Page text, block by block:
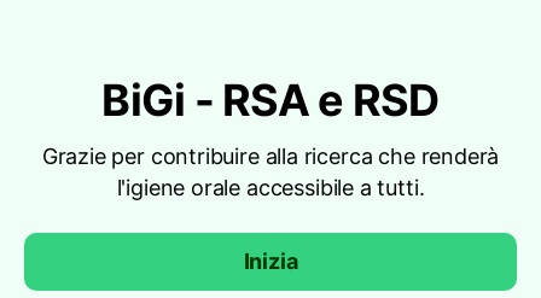
BiGi - RSA e RSD
Grazie per contribuire alla ricerca che renderà
l'igiene orale accessibile a tutti.
Inizia